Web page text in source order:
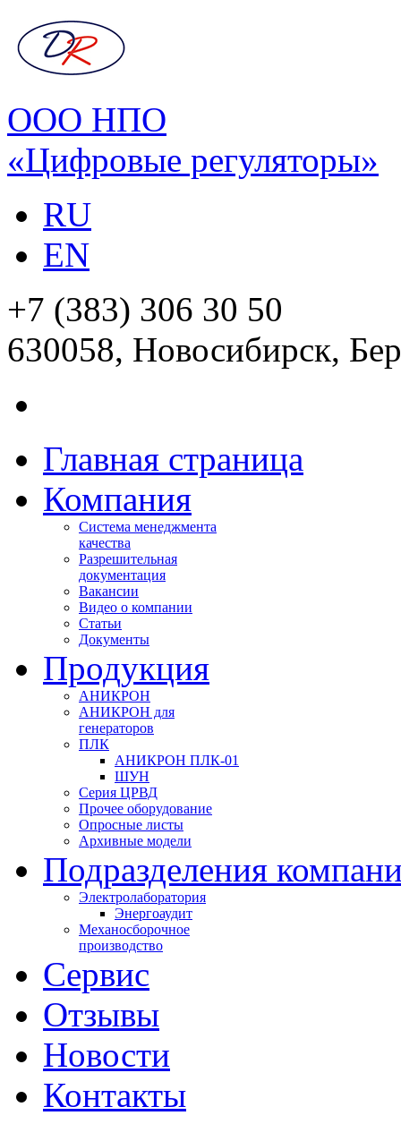
ООО НПО
«Цифровые регуляторы»
RU
EN
+7 (383) 306 30 50
630058, Новосибирск,
Главная страница
Компания
Система менеджмента
качества
Разрешительная
документация
Вакансии
Видео о компании
Статьи
Документы
Продукция
АНИКРОН
АНИКРОН для
генераторов
ПЛК
АНИКРОН ПЛК-01
ШУН
Серия ЦРВД
Прочее оборудование
Опросные листы
Архивные модели
Подразделения
Электролаборатория
Энергоаудит
Механосборочное
производство
Сервис
Отзывы
Новости
Контакты